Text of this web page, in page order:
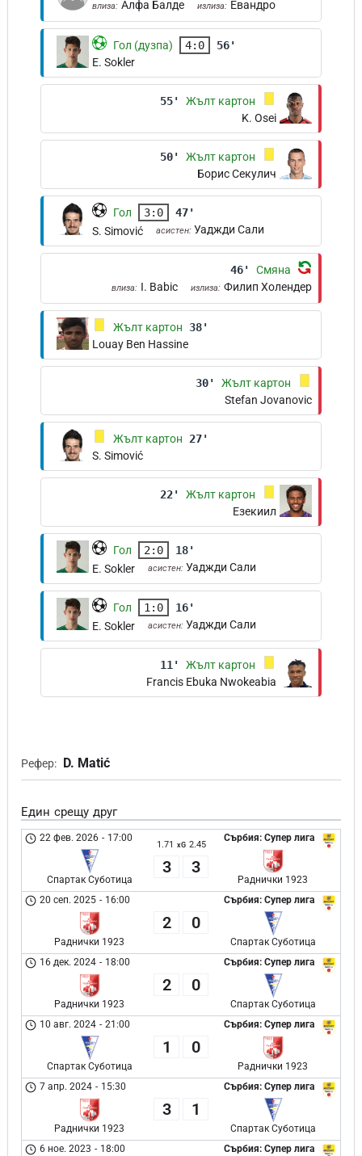
влиза: Алфа Балде излиза: Евандро
Гол (дузпа) 4:0
56'
E. Sokler
55'
Жълт картон
K. Osei
50'
Жълт картон
Борис Секулич
Гол 3:0
47'
S. Simović
асистен: Уаджди Сали
46' Смяна
влиза: I. Babic излиза: Филип Холендер
Жълт картон 38'
Louay Ben Hassine
30'
Жълт картон
Stefan Jovanovic
Жълт картон
27'
S. Simović
22'
Жълт картон
Езекиил
Гол 2:0
18'
E. Sokler
асистен: Уаджди Сали
Гол 1:0
16'
E. Sokler
асистен: Уаджди Сали
11'
Жълт картон
Francis Ebuka Nwokeabia
Рефер: D. Matić
Един срещу друг
Сърбия: Супер лига
22 фев. 2026 - 17:00
Спартак Суботица
1.71 xG 2.45
3 3
Раднички 1923
Сърбия: Супер лига
20 сеп. 2025 - 16:00
Раднички 1923
2 0
Спартак Суботица
Сърбия: Супер лига
16 дек. 2024 - 18:00
Раднички 1923
2 0
Спартак Суботица
Сърбия: Супер лига
10 авг. 2024 - 21:00
Спартак Суботица
1 0
Раднички 1923
Сърбия: Супер лига
7 апр. 2024 - 15:30
Раднички 1923
3 1
Спартак Суботица
Сърбия: Супер лига
6 ное. 2023 - 18:00